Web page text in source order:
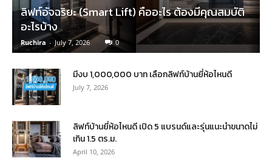
ลิฟท์อัจฉริยะ (Smart Lift) คืออะไร ต้องมีคุณสมบัติ
อะไรบ้าง
Ruchira - July 7, 2026 0
มีงบ 1,000,000 บาท เลือกลิฟท์บ้านยี่ห้อไหนดี
July 7, 2026
ลิฟท์บ้านยี่ห้อไหนดี เปิด 5 แบรนด์และรุ่นแนะนำขนาดไม่
เกิน 1.5 ตร.ม.
April 10, 2026